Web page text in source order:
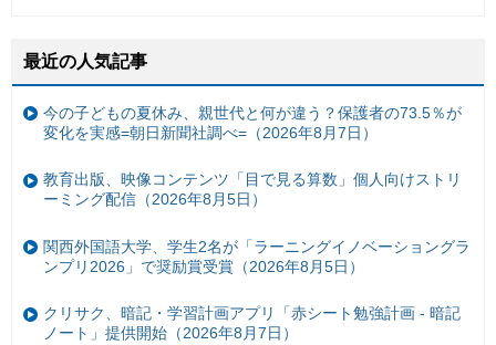
最近の人気記事
今の子どもの夏休み、親世代と何が違う？保護者の73.5％が
変化を実感=朝日新聞社調べ=（2026年8月7日）
教育出版、映像コンテンツ「目で見る算数」個人向けストリ
ーミング配信（2026年8月5日）
関西外国語大学、学生2名が「ラーニングイノベーショングラ
ンプリ2026」で奨励賞受賞（2026年8月5日）
クリサク、暗記・学習計画アプリ「赤シート勉強計画 - 暗記
ノート」提供開始（2026年8月7日）